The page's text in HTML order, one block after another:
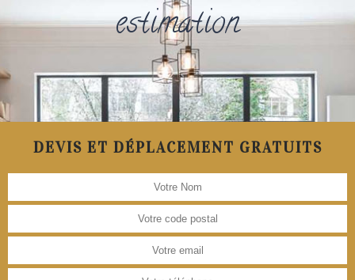
estimation
DEVIS ET DÉPLACEMENT GRATUITS